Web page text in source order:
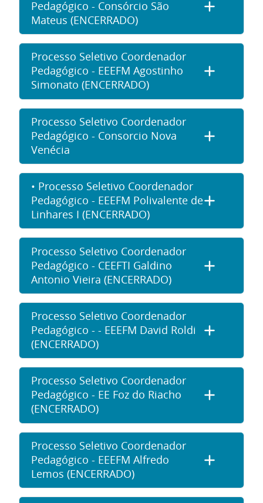
Pedagógico - Consórcio São
Mateus (ENCERRADO)
Processo Seletivo Coordenador
Pedagógico - EEEFM Agostinho
Simonato (ENCERRADO)
Processo Seletivo Coordenador
Pedagógico - Consorcio Nova
Venécia
• Processo Seletivo Coordenador
Pedagógico - EEEFM Polivalente de
Linhares I (ENCERRADO)
Processo Seletivo Coordenador
Pedagógico - CEEFTI Galdino
Antonio Vieira (ENCERRADO)
Processo Seletivo Coordenador
Pedagógico - - EEEFM David Roldi
(ENCERRADO)
Processo Seletivo Coordenador
Pedagógico - EE Foz do Riacho
(ENCERRADO)
Processo Seletivo Coordenador
Pedagógico - EEEFM Alfredo
Lemos (ENCERRADO)